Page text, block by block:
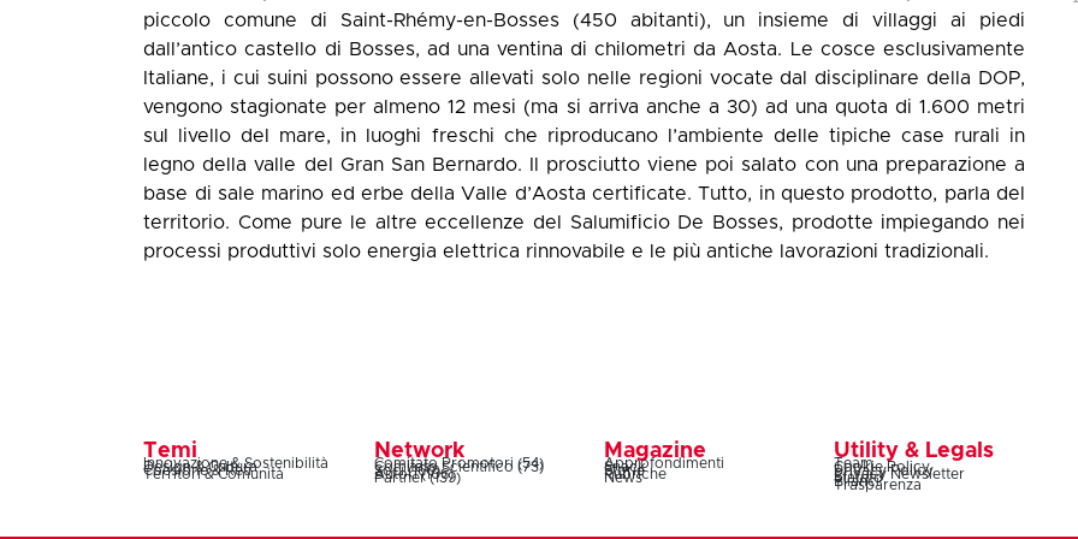
piccolo comune di Saint-Rhémy-en-Bosses (450 abitanti), un insieme di villaggi ai piedi
dall’antico castello di Bosses, ad una ventina di chilometri da Aosta. Le cosce esclusivamente
Italiane, i cui suini possono essere allevati solo nelle regioni vocate dal disciplinare della DOP,
vengono stagionate per almeno 12 mesi (ma si arriva anche a 30) ad una quota di 1.600 metri
sul livello del mare, in luoghi freschi che riproducano l’ambiente delle tipiche case rurali in
legno della valle del Gran San Bernardo. Il prosciutto viene poi salato con una preparazione a
base di sale marino ed erbe della Valle d’Aosta certificate. Tutto, in questo prodotto, parla del
territorio. Come pure le altre eccellenze del Salumificio De Bosses, prodotte impiegando nei
processi produttivi solo energia elettrica rinnovabile e le più antiche lavorazioni tradizionali.
Temi
Innovazione & Sostenibilità
Design & Cultura
Coesione & Reti
Territori & Comunità
Network
Comitato Promotori (54)
Comitato Scientifico (73)
Soci (160)
Autori (106)
Partner (139)
Magazine
Approfondimenti
Snack
Storie
Rubriche
News
Utility & Legals
Team
Cookie Policy
Privacy Policy
Privacy Newsletter
Statuto
Bilanci
Trasparenza